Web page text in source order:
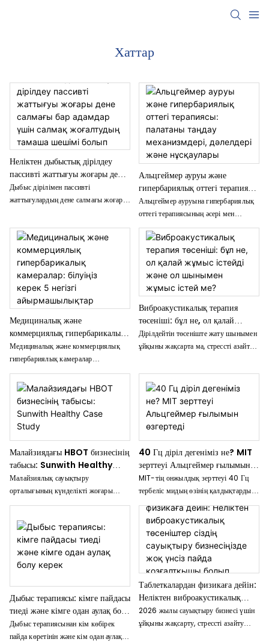
Хаттар
Неліктен дыбыстық дірілдеу
пассивті жаттығуы жоғары дене
салмағы бар адамдар үшін
салмақ жоғалтудың тамаша
Дыбыс дірілімен пассивті
жаттығулардың дене салмағы жоғары
кернеуінсіз салмақ жоғалтуға қалай
көмектесетінін анықтаңыз. Ғылыми
және практикалық қолданылуын
үйреніңіз.
Альцгеймер ауруы және
гипербариялық оттегі терапиясы:
палатаны таңдау механизмдері,
дәлелдері және нұсқаулары
Альцгеймер ауруына гипербариялық
оттегі терапиясының әсері мен
шектеулерін – ғылыми принциптерін,
практикалық емдеу нұсқаларын және
дұрыс камераны қалай таңдау
керектігін нақты түсініңіз.
Медициналық және
коммерциялық гипербарикалық
камералар: білуіңіз керек 5
негізгі айырмашылықтар
Медициналық және коммерциялық
гипербариялық камералар
арасындағы техникалық және
нормативтік айырмашылықтарды,
ауруханаларға, СПА-ларға,
дистрибьюторларға және үй
пайдаланушыларына арналған сатып
алу бойынша ұсыныстарды біліңіз.
Виброакустикалық терапия
төсеніші: бұл не, ол қалай
жұмыс істейді және ол
шынымен жұмыс істей ме?
Дірілдейтін төсеніште жату шынымен
ұйқыны жақсарта ма, стрессті азайта
Міне, виброакустикалық төсеніштер
дегеніміз не, олардың ішінде не бар
және сараптамалық зерттеулер
олардың әсері туралы не айтады.
Малайзиядағы HBOT бизнесінің
табысы: Sunwith Healthy
Case Study
Малайзиялық сауықтыру
орталығының күнделікті жоғары
жиілікті операцияларға және тұрақты
Sunwith Healthy компаниясының
кәсіби деңгейдегі HBOT жабдықтарын
қалай пайдаланғанын біліңіз. HBOT
бизнесінің табысты болуының
40 Гц діріл дегеніміз не? MIT
зерттеуі Альцгеймер ғылымын
өзгертеді
MIT-тің онжылдық зерттеуі 40 Гц
тербеліс мидың өзінің қалдықтарды
тазарту жүйесін белсендіру арқылы
Альцгеймер ауруымен байланысты
ақуыздарды азайтатынын көрсетті.
Дәлелдер, механизм және оның сіз
үшін нені білдіретіні.
Дыбыс терапиясы: кімге пайдасы
тиеді және кімге одан аулақ болу
керек
Дыбыс терапиясынан кім көбірек
пайда көретінін және кім одан аулақ
Таблеткалардан физикаға дейін:
Неліктен виброакустикалық
төсеніштер сіздің сауықтыру
бизнесіңізде жоқ үнсіз пайда
2026 жылы сауықтыру бизнесі үшін
ұйқыны жақсарту, стрессті азайту